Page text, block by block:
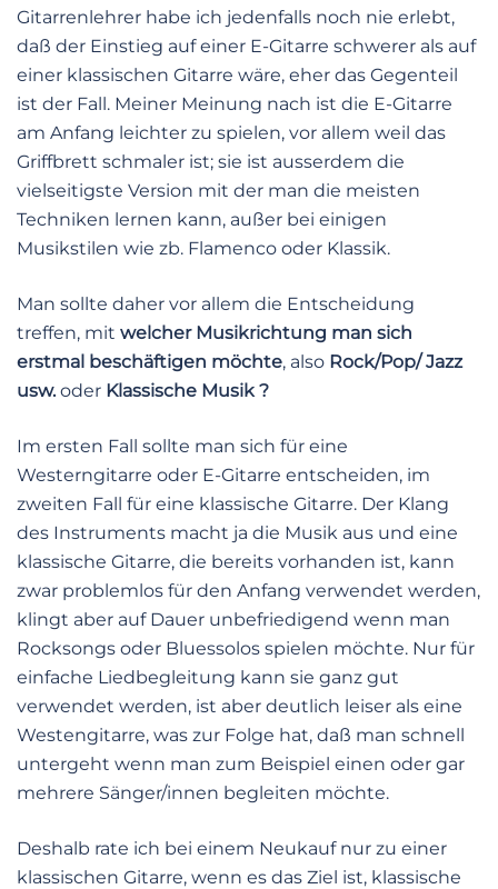
Gitarrenlehrer habe ich jedenfalls noch nie erlebt,
daß der Einstieg auf einer E-Gitarre schwerer als auf
einer klassischen Gitarre wäre, eher das Gegenteil
ist der Fall. Meiner Meinung nach ist die E-Gitarre
am Anfang leichter zu spielen, vor allem weil das
Griffbrett schmaler ist; sie ist ausserdem die
vielseitigste Version mit der man die meisten
Techniken lernen kann, außer bei einigen
Musikstilen wie zb. Flamenco oder Klassik.
Man sollte daher vor allem die Entscheidung
treffen, mit welcher Musikrichtung man sich
erstmal beschäftigen möchte, also Rock/Pop/ Jazz
usw.oder Klassische Musik ?
Im ersten Fall sollte man sich für eine
Westerngitarre oder E-Gitarre entscheiden, im
zweiten Fall für eine klassische Gitarre. Der Klang
des Instruments macht ja die Musik aus und eine
klassische Gitarre, die bereits vorhanden ist, kann
zwar problemlos für den Anfang verwendet werden,
klingt aber auf Dauer unbefriedigend wenn man
Rocksongs oder Bluessolos spielen möchte. Nur für
einfache Liedbegleitung kann sie ganz gut
verwendet werden, ist aber deutlich leiser als eine
Westengitarre, was zur Folge hat, daß man schnell
untergeht wenn man zum Beispiel einen oder gar
mehrere Sänger/innen begleiten möchte.
Deshalb rate ich bei einem Neukauf nur zu einer
klassischen Gitarre, wenn es das Ziel ist, klassische